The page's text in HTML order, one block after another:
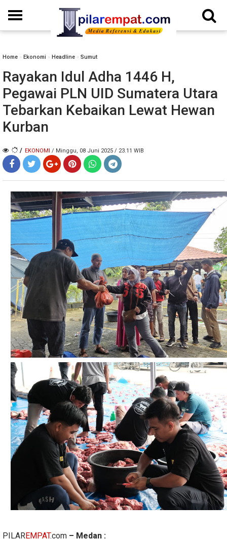
Home » Ekonomi » Headline » Sumut
Rayakan Idul Adha 1446 H,
Pegawai PLN UID Sumatera Utara
Tebarkan Kebaikan Lewat Hewan
Kurban
/ EKONOMI / Minggu, 08 Juni 2025 / 23.11 WIB
PILAREMPAT.com – Medan :